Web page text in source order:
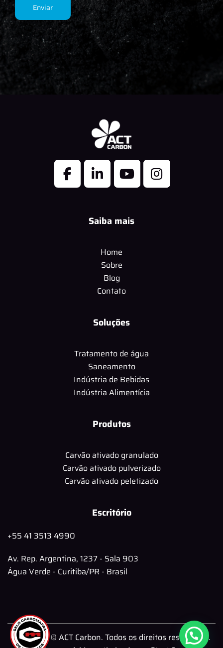
Saiba mais
Home
Sobre
Blog
Contato
Soluções
Tratamento de água
Saneamento
Indústria de Bebidas
Indústria Alimentícia
Produtos
Carvão ativado granulado
Carvão ativado pulverizado
Carvão ativado peletizado
Escritório
+55 41 3513 4990
Av. Rep. Argentina, 1237 - Sala 903
Água Verde - Curitiba/PR - Brasil
Copyright © ACT Carbon. Todos os direitos reservados.